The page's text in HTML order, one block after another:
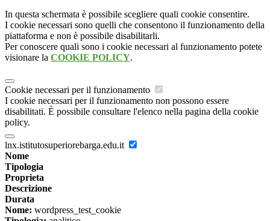
In questa schermata è possibile scegliere quali cookie consentire.
I cookie necessari sono quelli che consentono il funzionamento della
piattaforma e non è possibile disabilitarli.
Per conoscere quali sono i cookie necessari al funzionamento potete
visionare la COOKIE POLICY.
Cookie necessari per il funzionamento
I cookie necessari per il funzionamento non possono essere
disabilitati. È possibile consultare l'elenco nella pagina della cookie
policy.
lnx.istitutosuperiorebarga.edu.it
Nome
Tipologia
Proprieta
Descrizione
Durata
Nome: wordpress_test_cookie